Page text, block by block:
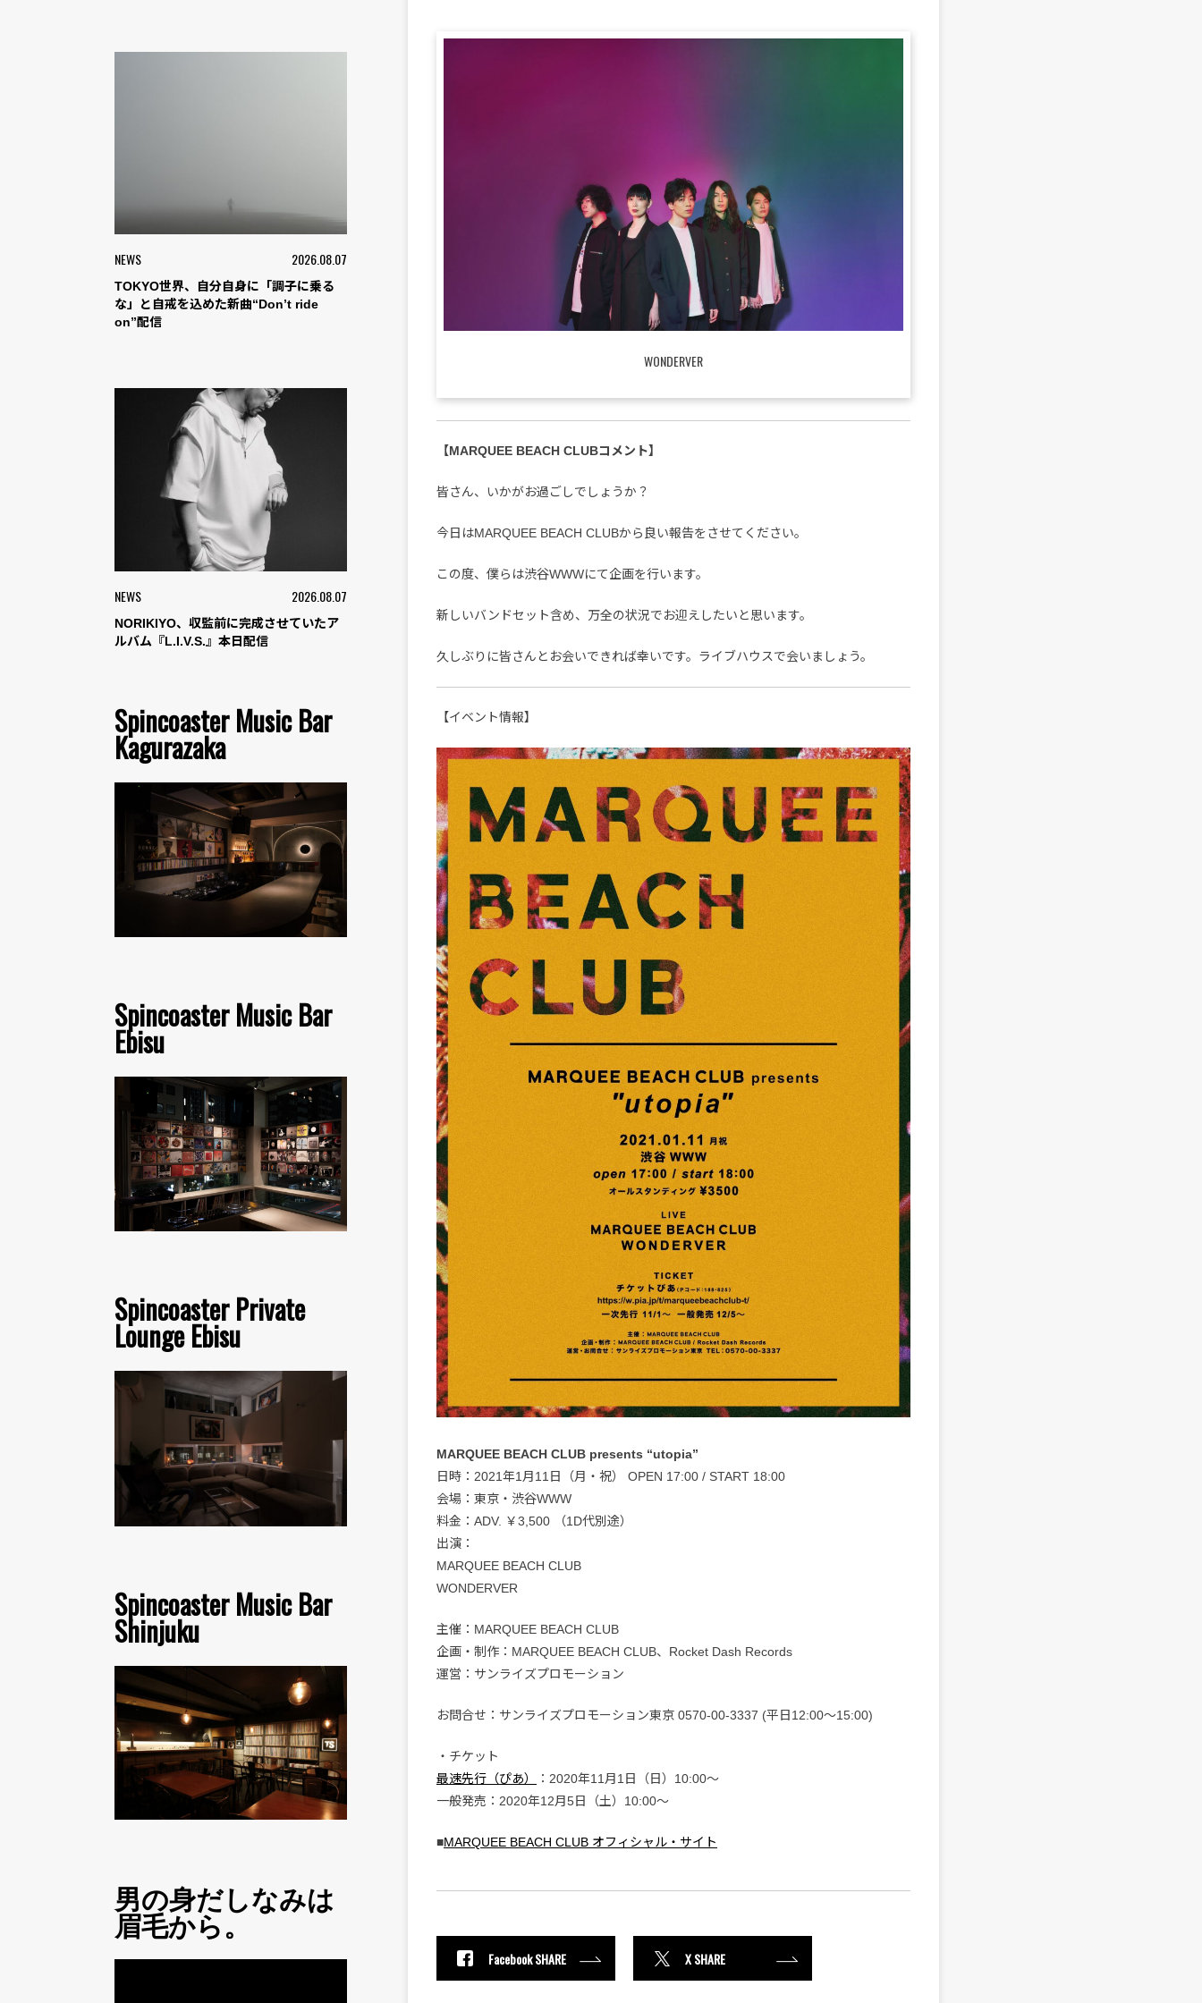
NEWS 2026.08.07
TOKYO世界、自分自身に「調子に乗る
な」と自戒を込めた新曲“Don’t ride
on”配信
NEWS 2026.08.07
NORIKIYO、収監前に完成させていたア
ルバム『L.I.V.S.』本日配信
Spincoaster Music Bar
Kagurazaka
Spincoaster Music Bar
Ebisu
Spincoaster Private
Lounge Ebisu
Spincoaster Music Bar
Shinjuku
男の身だしなみは
眉毛から。
WONDERVER
【MARQUEE BEACH CLUBコメント】
皆さん、いかがお過ごしでしょうか？
今日はMARQUEE BEACH CLUBから良い報告をさせてください。
この度、僕らは渋谷WWWにて企画を行います。
新しいバンドセット含め、万全の状況でお迎えしたいと思います。
久しぶりに皆さんとお会いできれば幸いです。ライブハウスで会いましょう。
【イベント情報】
MARQUEE BEACH CLUB presents “utopia”
日時：2021年1月11日（月・祝） OPEN 17:00 / START 18:00
会場：東京・渋谷WWW
料金：ADV. ￥3,500 （1D代別途）
出演：
MARQUEE BEACH CLUB
WONDERVER
主催：MARQUEE BEACH CLUB
企画・制作：MARQUEE BEACH CLUB、Rocket Dash Records
運営：サンライズプロモーション
お問合せ：サンライズプロモーション東京 0570-00-3337 (平日12:00～15:00)
・チケット
最速先行（ぴあ）
：2020年11月1日（日）10:00〜
一般発売：2020年12月5日（土）10:00〜
■MARQUEE BEACH CLUB オフィシャル・サイト
Facebook SHARE X SHARE